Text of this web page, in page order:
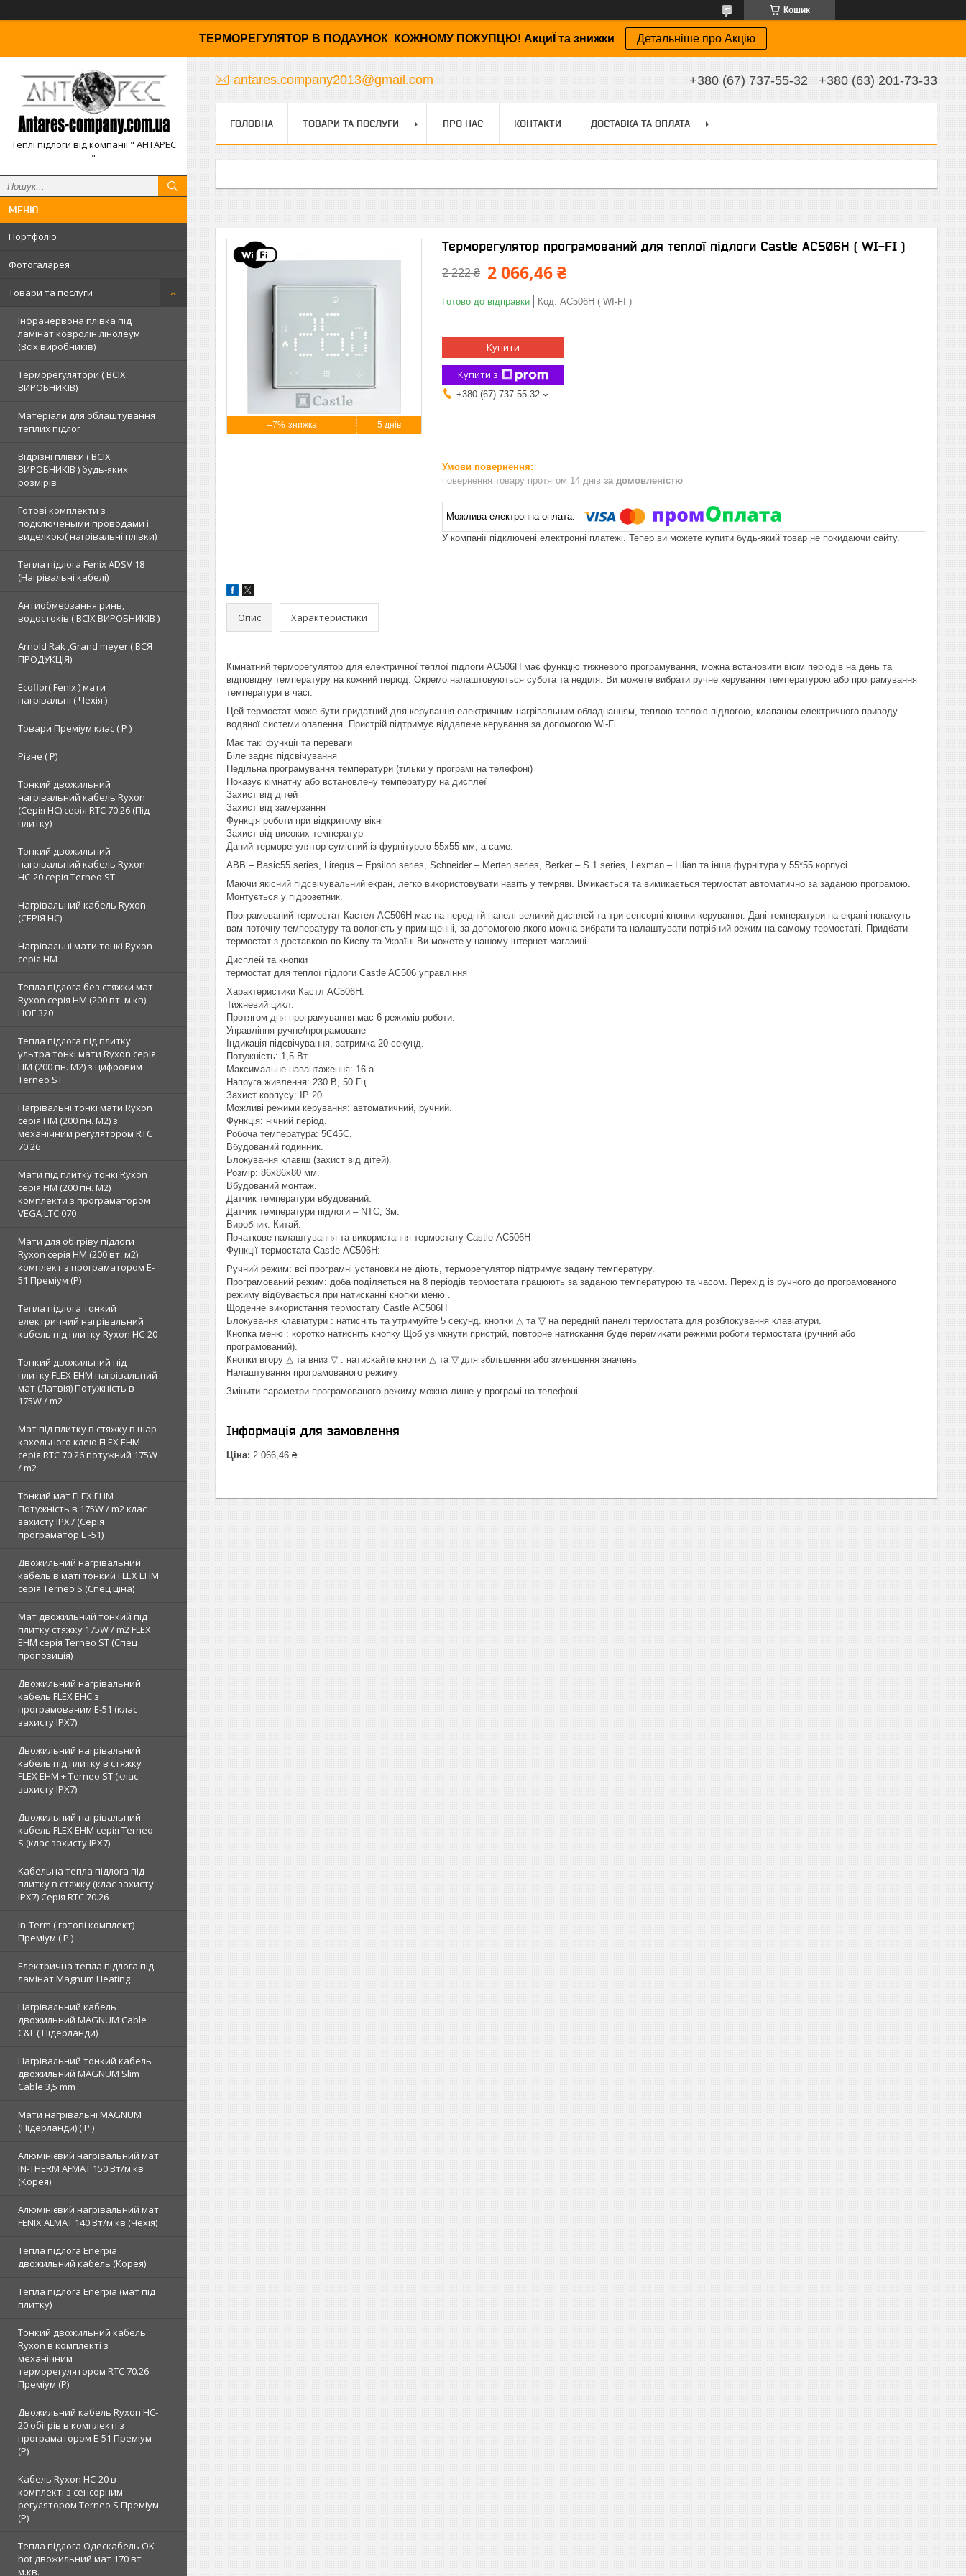
Кошик
ТЕРМОРЕГУЛЯТОР В ПОДАУНОК КОЖНОМУ ПОКУПЦЮ! АкциЇ та знижки Детальніше про Акцію
Теплі підлоги від компанії " АНТАРЕС
"
Портфоліо
Фотогаларея
Товари та послуги
Інфрачервона плівка під
ламінат ковролін лінолеум
(Всіх виробників)
Терморегулятори ( ВСІХ
ВИРОБНИКІВ)
Матеріали для облаштування
теплих підлог
Відрізні плівки ( ВСІХ
ВИРОБНИКІВ ) будь-яких
розмірів
Готові комплекти з
подключеными проводами і
виделкою( нагрівальні плівки)
Тепла підлога Fenix ADSV 18
(Нагрівальні кабелі)
Антиобмерзання ринв,
водостоків ( ВСІХ ВИРОБНИКІВ )
Arnold Rak ,Grand meyer ( ВСЯ
ПРОДУКЦІЯ)
Ecoflor( Fenix ) мати
нагрівальні ( Чехія )
Товари Преміум клас ( Р )
Різне ( Р)
Тонкий двожильний
нагрівальний кабель Ryxon
(Серія НС) серія RTC 70.26 (Під
плитку)
Тонкий двожильний
нагрівальний кабель Ryxon
HC-20 серія Terneo ST
Нагрівальний кабель Ryxon
(СЕРІЯ НС)
Нагрівальні мати тонкі Ryxon
серія НМ
Тепла підлога без стяжки мат
Ryxon серія НМ (200 вт. м.кв)
HOF 320
Тепла підлога під плитку
ультра тонкі мати Ryxon серія
НМ (200 пн. М2) з цифровим
Terneo ST
Нагрівальні тонкі мати Ryxon
серія НМ (200 пн. М2) з
механічним регулятором RTC
70.26
Мати під плитку тонкі Ryxon
серія НМ (200 пн. М2)
комплекти з програматором
VEGA LTC 070
Мати для обігріву підлоги
Ryxon серія НМ (200 вт. м2)
комплект з програматором E-
51 Преміум (Р)
Тепла підлога тонкий
електричний нагрівальний
кабель під плитку Ryxon HC-20
Тонкий двожильний під
плитку FLEX EHM нагрівальний
мат (Латвія) Потужність в
175W / m2
Мат під плитку в стяжку в шар
кахельного клею FLEX EHM
серія RTC 70.26 потужний 175W
/ m2
Тонкий мат FLEX EHM
Потужність в 175W / m2 клас
захисту IPX7 (Серія
програматор Е -51)
Двожильний нагрівальний
кабель в маті тонкий FLEX EHM
серія Terneo S (Спец ціна)
Мат двожильний тонкий під
плитку стяжку 175W / m2 FLEX
EHM серія Terneo SТ (Спец
пропозиція)
Двожильний нагрівальний
кабель FLEX EHС з
програмованим E-51 (клас
захисту IPX7)
Двожильний нагрівальний
кабель під плитку в стяжку
FLEX EHM + Terneo ST (клас
захисту IPX7)
Двожильний нагрівальний
кабель FLEX EHM серія Terneo
S (клас захисту IPX7)
Кабельна тепла підлога під
плитку в стяжку (клас захисту
IPX7) Серія RTC 70.26
In-Term ( готові комплект)
Преміум ( Р )
Електрична тепла підлога під
ламінат Magnum Heating
Нагрівальний кабель
двожильний MAGNUM Cable
C&F ( Нідерланди)
Нагрівальний тонкий кабель
двожильний MAGNUM Slim
Cable 3,5 mm
Мати нагрівальні MAGNUM
(Нідерланди) ( Р )
Алюмінієвий нагрівальний мат
IN-THERM AFMAT 150 Вт/м.кв
(Корея)
Алюмінієвий нагрівальний мат
FENIX ALMAT 140 Вт/м.кв (Чехія)
Тепла підлога Enerpia
двожильний кабель (Корея)
Тепла підлога Enerpia (мат під
плитку)
Тонкий двожильний кабель
Ryxon в комплекті з
механічним
терморегулятором RTC 70.26
Преміум (Р)
Двожильний кабель Ryxon HC-
20 обігрів в комплекті з
програматором E-51 Преміум
(Р)
Кабель Ryxon HC-20 в
комплекті з сенсорним
регулятором Terneo S Преміум
(Р)
Тепла підлога Одескабель OK-
hot двожильний мат 170 вт
м.кв.
antares.company2013@gmail.com +380 (67) 737-55-32 +380 (63) 201-73-33
ГОЛОВНА ТОВАРИ ТА ПОСЛУГИ ПРО НАС КОНТАКТИ ДОСТАВКА ТА ОПЛАТА
–7% 5 днів
Терморегулятор програмований для теплої підлоги Castle АС506H ( WI-FI )
2 222 ₴ 2 066,46 ₴
Готово до відправки Код: АС506H ( WI-FI )
Купити
Купити з
+380 (67) 737-55-32
повернення товару протягом 14 днів за домовленістю
У компанії підключені електронні платежі. Тепер ви можете купити будь-який товар не покидаючи сайту.
Опис Характеристики
Кімнатний терморегулятор для електричної теплої підлоги АС506H має функцію тижневого програмування, можна встановити вісім періодів на день та
відповідну температуру на кожний період. Окремо налаштовуються субота та неділя. Ви можете вибрати ручне керування температурою або програмування
температури в часі.
Цей термостат може бути придатний для керування електричним нагрівальним обладнанням, теплою теплою підлогою, клапаном електричного приводу
водяної системи опалення. Пристрій підтримує віддалене керування за допомогою Wi-Fi.
Має такі функції та переваги
Біле заднє підсвічування
Недільна програмування температури (тільки у програмі на телефоні)
Показує кімнатну або встановлену температуру на дисплеї
Захист від дітей
Захист від замерзання
Функція роботи при відкритому вікні
Захист від високих температур
Даний терморегулятор сумісний із фурнітурою 55х55 мм, а саме:
АВВ – Basic55 series, Liregus – Epsilon series, Schneider – Merten series, Berker – S.1 series, Lexman – Lilian та інша фурнітура у 55*55 корпусі.
Маючи якісний підсвічувальний екран, легко використовувати навіть у темряві. Вмикається та вимикається термостат автоматично за заданою програмою.
Монтується у підрозетник.
Програмований термостат Кастел АС506H має на передній панелі великий дисплей та три сенсорні кнопки керування. Дані температури на екрані покажуть
вам поточну температуру та вологість у приміщенні, за допомогою якого можна вибрати та налаштувати потрібний режим на самому термостаті. Придбати
термостат з доставкою по Києву та Україні Ви можете у нашому інтернет магазині.
Дисплей та кнопки
термостат для теплої підлоги Castle AC506 управління
Характеристики Кастл АС506H:
Тижневий цикл.
Протягом дня програмування має 6 режимів роботи.
Управління ручне/програмоване
Індикація підсвічування, затримка 20 секунд.
Потужність: 1,5 Вт.
Максимальне навантаження: 16 а.
Напруга живлення: 230 В, 50 Гц.
Захист корпусу: IP 20
Можливі режими керування: автоматичний, ручний.
Функція: нічний період.
Робоча температура: 5С45С.
Вбудований годинник.
Блокування клавіш (захист від дітей).
Розмір: 86х86х80 мм.
Вбудований монтаж.
Датчик температури вбудований.
Датчик температури підлоги – NTC, 3м.
Виробник: Китай.
Початкове налаштування та використання термостату Castle АС506H
Функції термостата Castle АС506H:
Ручний режим: всі програмні установки не діють, терморегулятор підтримує задану температуру.
Програмований режим: доба поділяється на 8 періодів термостата працюють за заданою температурою та часом. Перехід із ручного до програмованого
режиму відбувається при натисканні кнопки меню .
Щоденне використання термостату Castle АС506H
Блокування клавіатури : натисніть та утримуйте 5 секунд. кнопки △ та ▽ на передній панелі термостата для розблокування клавіатури.
Кнопка меню : коротко натисніть кнопку Щоб увімкнути пристрій, повторне натискання буде перемикати режими роботи термостата (ручний або
програмований).
Кнопки вгору △ та вниз ▽ : натискайте кнопки △ та ▽ для збільшення або зменшення значень
Налаштування програмованого режиму
Змінити параметри програмованого режиму можна лише у програмі на телефоні.
Інформація для замовлення
Ціна: 2 066,46 ₴